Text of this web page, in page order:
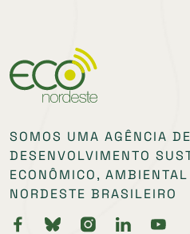
SOMOS UMA AGÊNCIA
DESENVOLVIMENTO
ECONÔMICO,
NORDESTE BRASILEIRO